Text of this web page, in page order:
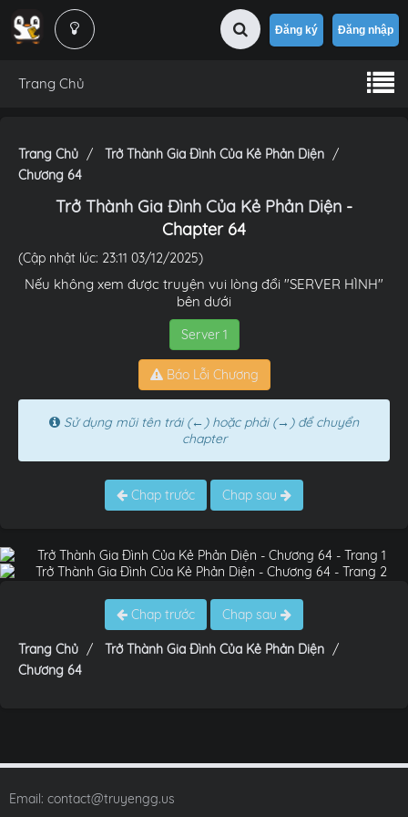
Đăng ký Đăng nhập
Trang Chủ
Trang Chủ
Trở Thành Gia Đình Của Kẻ Phản Diện
Chương 64
Trở Thành Gia Đình Của Kẻ Phản Diện -
Chapter 64
(Cập nhật lúc: 23:11 03/12/2025)
Nếu không xem được truyện vui lòng đổi "SERVER HÌNH"
bên dưới
Server 1
Báo Lỗi Chương
Sử dụng mũi tên trái (←) hoặc phải (→) để chuyển
chapter
Chap trước Chap sau
Chap trước Chap sau
Trang Chủ
Trở Thành Gia Đình Của Kẻ Phản Diện
Chương 64
Email: contact@truyengg.us